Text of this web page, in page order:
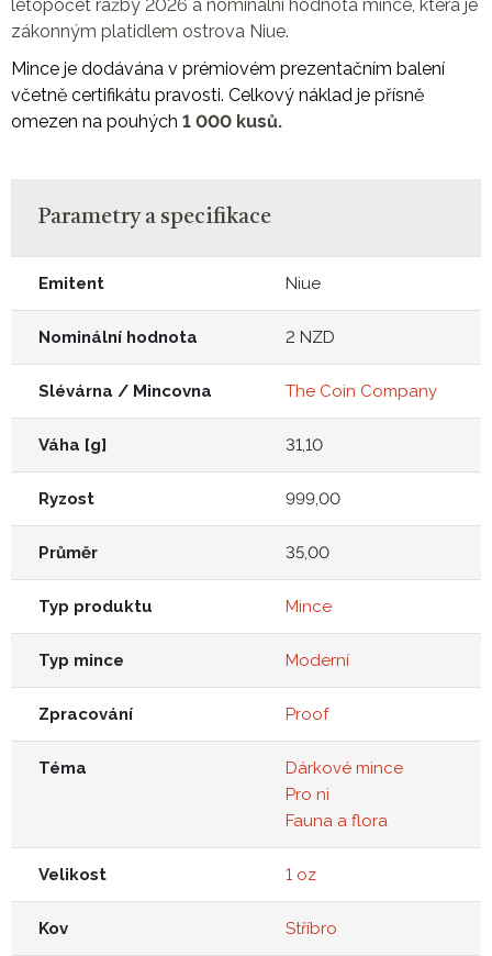
letopočet ražby 2026 a nominální hodnota mince, která je
zákonným platidlem ostrova Niue.
Mince je dodávána v prémiovém prezentačním balení
včetně certifikátu pravosti. Celkový náklad je přísně
omezen na pouhých 1 000 kusů.
Parametry a specifikace
Emitent Niue
Nominální hodnota 2 NZD
Slévárna / Mincovna The Coin Company
Váha [g] 31,10
Ryzost 999,00
Průměr 35,00
Typ produktu Mince
Typ mince Moderní
Zpracování Proof
Téma
Dárkové mince
Pro ni
Fauna a flora
Velikost 1 oz
Kov Stříbro